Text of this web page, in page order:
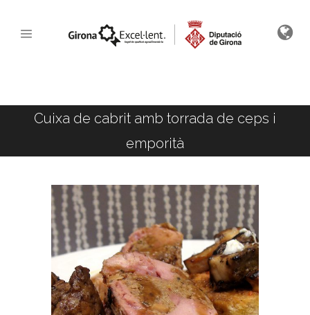
Cuixa de cabrit amb torrada de ceps i
emporità